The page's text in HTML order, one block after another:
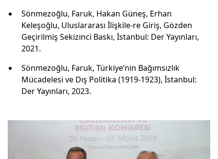
Sönmezoğlu, Faruk, Hakan Güneş, Erhan
Keleşoğlu, Uluslararası İlişkile-re Giriş, Gözden
Geçirilmiş Sekizinci Baskı, İstanbul: Der Yayınları,
2021.
Sönmezoğlu, Faruk, Türkiye’nin Bağımsızlık
Mücadelesi ve Dış Politika (1919-1923), İstanbul:
Der Yayınları, 2023.